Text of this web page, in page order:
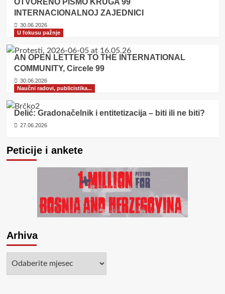
INTERNACIONALNOJ ZAJEDNICI
30.06.2026
U fokusu pažnje
AN OPEN LETTER TO THE INTERNATIONAL
COMMUNITY, Circele 99
30.06.2026
Naučni radovi, publicistika...
Delić: Gradonačelnik i entitetizacija – biti ili ne biti?
27.06.2026
Peticije i ankete
Arhiva